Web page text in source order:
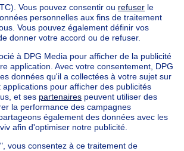
maisons hors de la Belgique
France
Maison à vendre Espagne
Italie
Maison à vendre Luxembourg
Maison à vendre Pays-bas
chèrsMaison à vendre pas cher
à louer pas cher
biens à louer avec chambres
à vendre avec 3 chambres
à vendre avec 3 chambres
à louer avec 3 chambres
à louer avec 3 chambres
louer avec 3 chambres Bruxelles-ville